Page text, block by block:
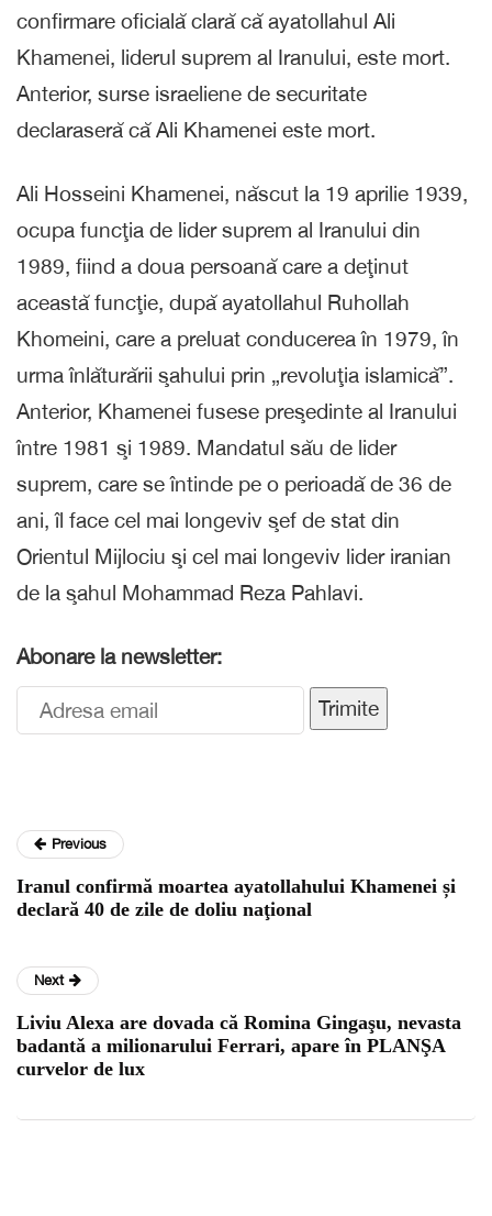
confirmare oficială clară că ayatollahul Ali
Khamenei, liderul suprem al Iranului, este mort.
Anterior, surse israeliene de securitate
declaraseră că Ali Khamenei este mort.
Ali Hosseini Khamenei, născut la 19 aprilie 1939,
ocupa funcţia de lider suprem al Iranului din
1989, fiind a doua persoană care a deţinut
această funcţie, după ayatollahul Ruhollah
Khomeini, care a preluat conducerea în 1979, în
urma înlăturării şahului prin „revoluţia islamică”.
Anterior, Khamenei fusese preşedinte al Iranului
între 1981 şi 1989. Mandatul său de lider
suprem, care se întinde pe o perioadă de 36 de
ani, îl face cel mai longeviv şef de stat din
Orientul Mijlociu şi cel mai longeviv lider iranian
de la şahul Mohammad Reza Pahlavi.
Abonare la newsletter:
Trimite
Previous
Iranul confirmă moartea ayatollahului Khamenei și
declară 40 de zile de doliu naţional
Next
Liviu Alexa are dovada că Romina Gingaşu, nevasta
badantǎ a milionarului Ferrari, apare în PLANŞA
curvelor de lux